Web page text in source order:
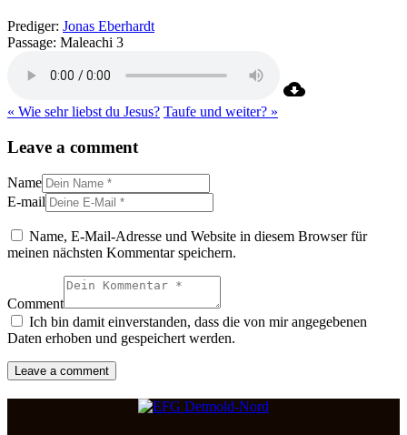
Prediger: Jonas Eberhardt
Passage: Maleachi 3
« Wie sehr liebst du Jesus? Taufe und weiter? »
Leave a comment
Name
E-mail
Name, E-Mail-Adresse und Website in diesem Browser für
meinen nächsten Kommentar speichern.
Comment
Ich bin damit einverstanden, dass die von mir angegebenen
Daten erhoben und gespeichert werden.